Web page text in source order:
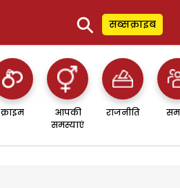
⚲ सब्सक्राइब
क्राइम
आपकी
समस्याएं
राजनीति